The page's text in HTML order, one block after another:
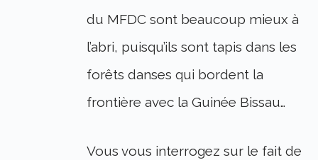
du MFDC sont beaucoup mieux à
l’abri, puisqu’ils sont tapis dans les
forêts danses qui bordent la
frontière avec la Guinée Bissau…
Vous vous interrogez sur le fait de